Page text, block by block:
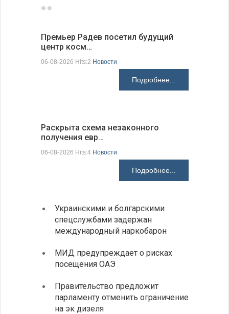
Премьер Радев посетил будущий
центр косм…
06-08-2026 Hits:2 Новости
Подробнее...
Раскрыта схема незаконного
получения евр…
06-08-2026 Hits:4 Новости
Подробнее...
Украинскими и болгарскими
спецслужбами задержан
международный наркобарон
МИД предупреждает о рисках
посещения ОАЭ
Правительство предложит
парламенту отменить ограничение
на эк дизеля